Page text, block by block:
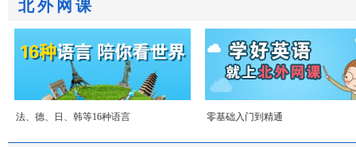
北外网课
法、德、日、韩等16种语言 零基础入门到精通